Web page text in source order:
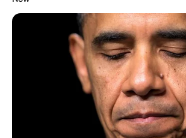
κατακτήσετε τη δική σας πριν να είναι